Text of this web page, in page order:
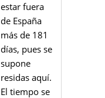
estar fuera
de España
más de 181
días, pues se
supone
residas aquí.
El tiempo se